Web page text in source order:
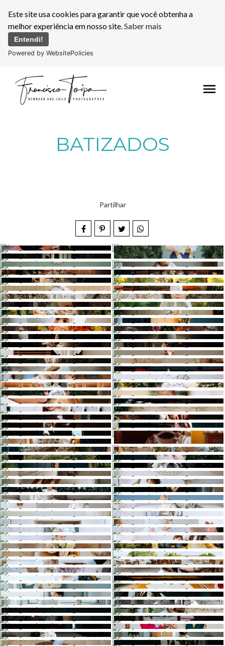
Este site usa cookies para garantir que você obtenha a
melhor experiência em nosso site.Saber mais
Entendi!
Powered by WebsitePolicies
menu
BATIZADOS
Partilhar